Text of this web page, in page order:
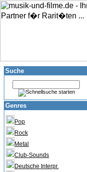
Suche
Genres
Pop
Rock
Metal
Club-Sounds
Deutsche Interpr.